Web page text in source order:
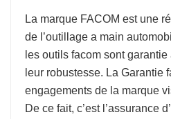
La marque FACOM est une
de l’outillage a main
les outils facom sont
leur robustesse. La Garantie
engagements de la marque
De ce fait, c’est l’assurance